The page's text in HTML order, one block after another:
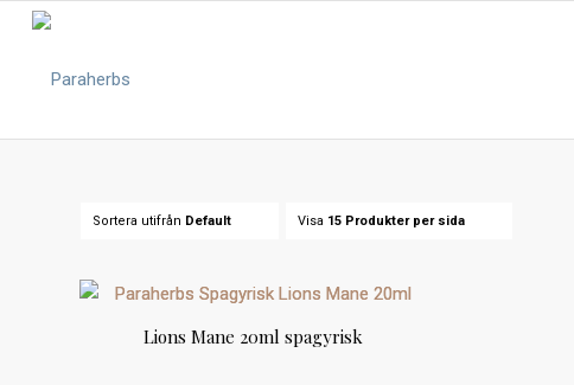
Sortera utifrån Default Visa 15 Produkter per sida
Lions Mane 20ml spagyrisk